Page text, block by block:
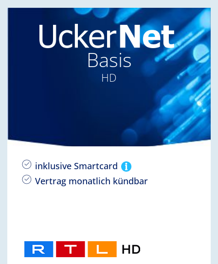
Basis
HD
inklusive Smartcard
Vertrag monatlich kündbar